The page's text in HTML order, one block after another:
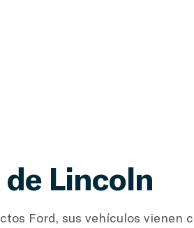
Lincoln
Ford, sus vehículos vienen